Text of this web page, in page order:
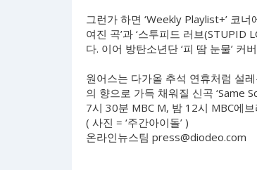
그런가 하면 ‘Weekly Playlist+’ 코
여진 곡’과 ‘스투피드 러브(STUPID
다. 이어 방탄소년단 ‘피 땀 눈물’
원어스는 다가올 추석 연휴처럼 설
의 향으로 가득 채워질 신곡 ‘Same
7시 30분 MBC M, 밤 12시 MBC에
( 사진 = ‘주간아이돌’ )
온라인뉴스팀 press@diodeo.com